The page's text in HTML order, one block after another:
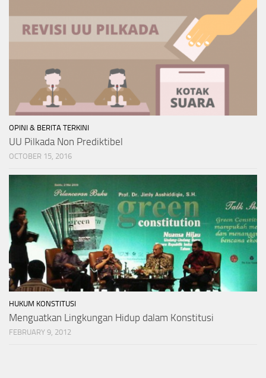
OPINI & BERITA TERKINI
UU Pilkada Non Prediktibel
OCTOBER 15, 2016
HUKUM KONSTITUSI
Menguatkan Lingkungan Hidup dalam Konstitusi
FEBRUARY 9, 2012